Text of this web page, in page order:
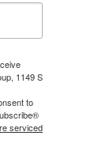
1149 S
to
serviced